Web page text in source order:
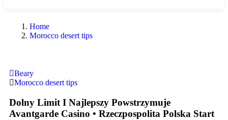
Home
Morocco desert tips
Beary
Morocco desert tips
Dolny Limit I Najlepszy Powstrzymuje
Avantgarde Casino • Rzeczpospolita Polska Start